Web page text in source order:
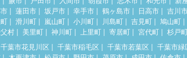
蓮田市 坂戸市 幸手市 鶴ヶ島市 日高市
吉川
滑川町 嵐山町 小川町 川島町 吉見町
鳩山町
村 美里町 神川町 上里町 寄居町 宮代町 杉戸
千葉市花見川区 千葉市稲毛区 千葉市若葉区
千葉市緑